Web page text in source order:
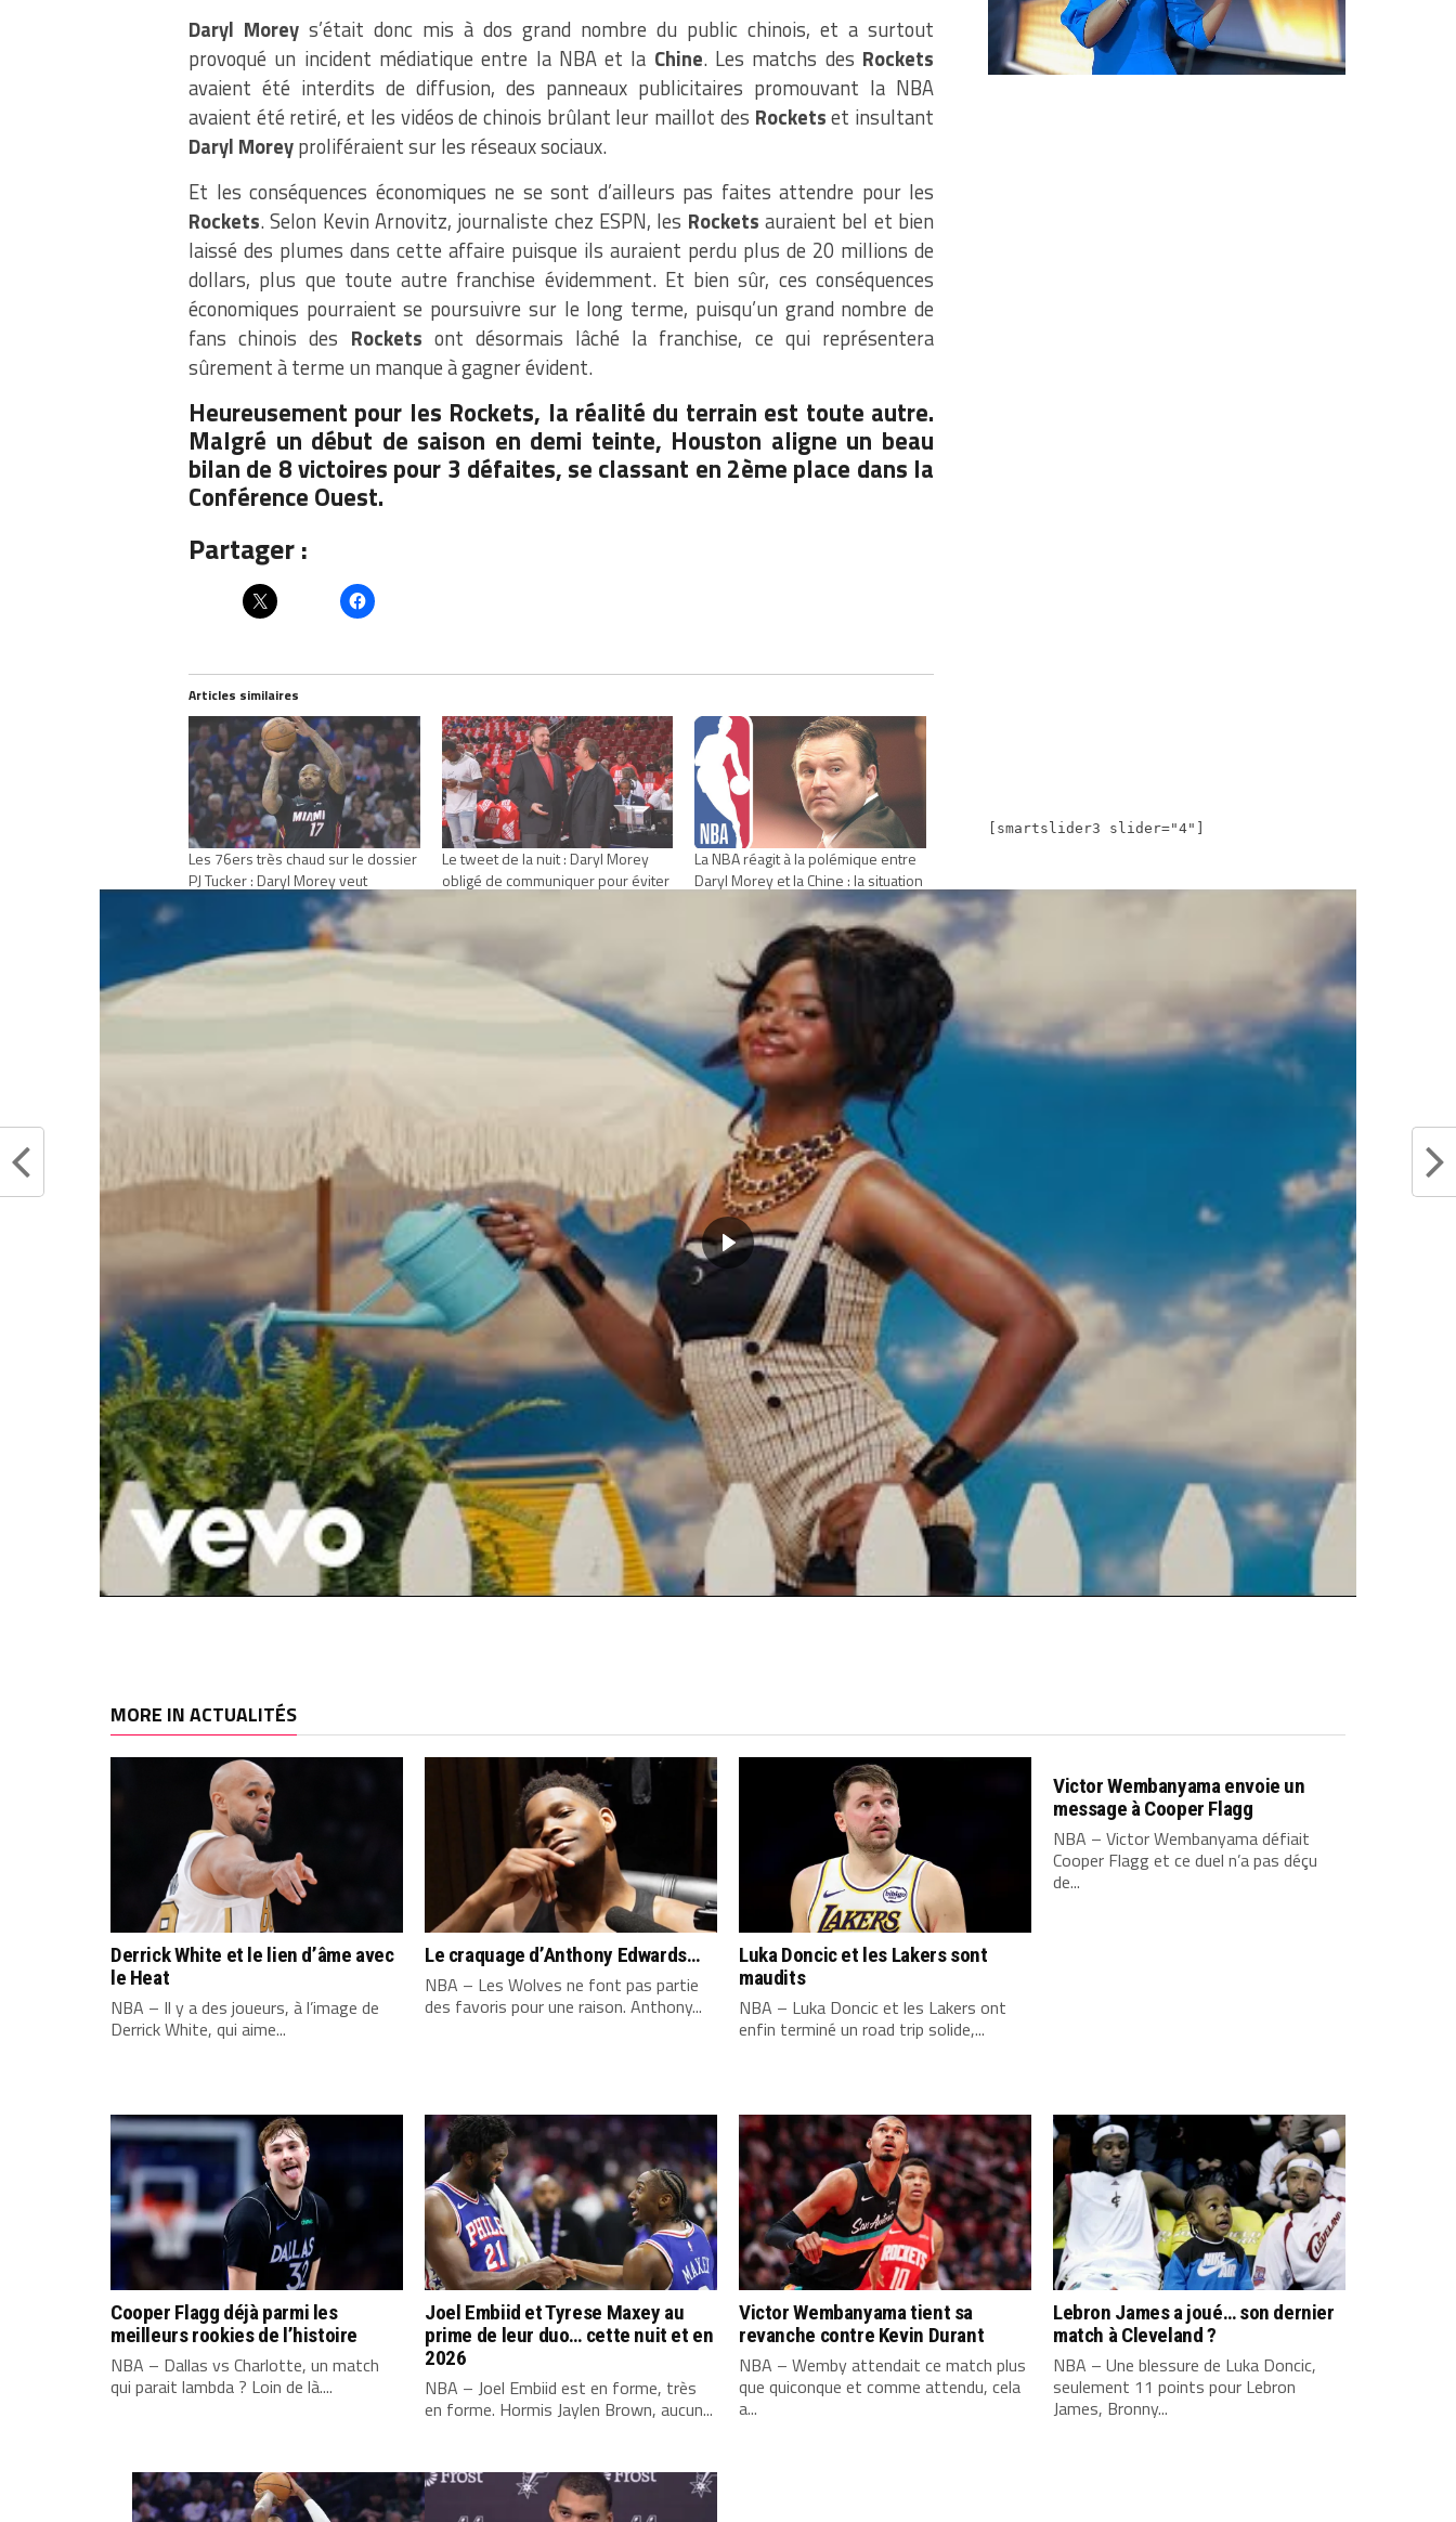
Daryl Morey s’était donc mis à dos grand nombre du public chinois, et a surtout
provoqué un incident médiatique entre la NBA et la Chine. Les matchs des Rockets
avaient été interdits de diffusion, des panneaux publicitaires promouvant la NBA
avaient été retiré, et les vidéos de chinois brûlant leur maillot des Rocketset insultant
Daryl Moreyproliféraient sur les réseaux sociaux.
Et les conséquences économiques ne se sont d’ailleurs pas faites attendre pour les
Rockets. Selon Kevin Arnovitz, journaliste chez ESPN, les Rockets auraient bel et bien
laissé des plumes dans cette affaire puisque ils auraient perdu plus de 20 millions de
dollars, plus que toute autre franchise évidemment. Et bien sûr, ces conséquences
économiques pourraient se poursuivre sur le long terme, puisqu’un grand nombre de
fans chinois des Rockets ont désormais lâché la franchise, ce qui représentera
sûrement à terme un manque à gagner évident.
Heureusement pour les Rockets, la réalité du terrain est toute autre.
Malgré un début de saison en demi teinte, Houston aligne un beau
bilan de 8 victoires pour 3 défaites, se classant en 2ème place dans la
Conférence Ouest.
Partager :
Articles similaires
Les 76ers très chaud sur le dossier
PJ Tucker : Daryl Morey veut
apporter de l’expérience à
juin 23, 2022
Dans "Actualités"
Le tweet de la nuit : Daryl Morey
obligé de communiquer pour éviter
La NBA réagit à la polémique entre
Daryl Morey et la Chine : la situation
pourrait devenir chaotique
octobre 8, 2019
Dans "Actualités"
[smartslider3 slider="4"]
MORE IN ACTUALITÉS
Derrick White et le lien d’âme avec
le Heat
NBA – Il y a des joueurs, à l’image de
Derrick White, qui aime...
Le craquage d’Anthony Edwards…
NBA – Les Wolves ne font pas partie
des favoris pour une raison. Anthony...
Luka Doncic et les Lakers sont
maudits
NBA – Luka Doncic et les Lakers ont
enfin terminé un road trip solide,...
Victor Wembanyama envoie un
message à Cooper Flagg
NBA – Victor Wembanyama défiait
Cooper Flagg et ce duel n’a pas déçu
de...
Cooper Flagg déjà parmi les
meilleurs rookies de l’histoire
NBA – Dallas vs Charlotte, un match
qui parait lambda ? Loin de là....
Joel Embiid et Tyrese Maxey au
prime de leur duo… cette nuit et en
2026
NBA – Joel Embiid est en forme, très
en forme. Hormis Jaylen Brown, aucun...
Victor Wembanyama tient sa
revanche contre Kevin Durant
NBA – Wemby attendait ce match plus
que quiconque et comme attendu, cela
a...
Lebron James a joué… son dernier
match à Cleveland ?
NBA – Une blessure de Luka Doncic,
seulement 11 points pour Lebron
James, Bronny...